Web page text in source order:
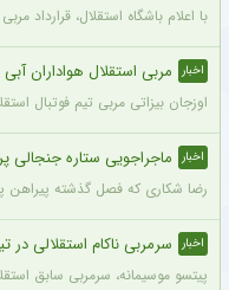
با اعلام باشگاه استقلال، قرارداد
اخبار مربی استقلال هواداران
اوزجان بیزاتی مربی تیم فوتبال
اخبار ماجراجویی ستاره جنجالی
رضا شکاری که فصل گذشته پیراهن
اخبار سرمربی ناکام استقلالی
پیتسو موسیمانه، سرمربی سابق